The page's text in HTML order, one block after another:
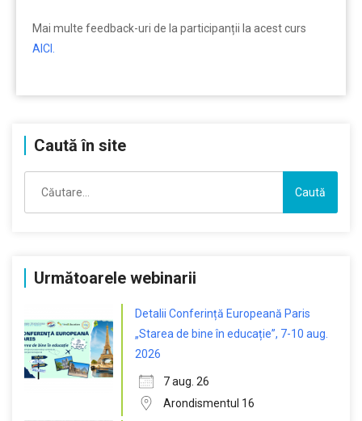
Mai multe feedback-uri de la participanții la acest curs
AICI.
Caută în site
după:
Următoarele webinarii
Detalii Conferință Europeană Paris
„Starea de bine în educație”, 7-10 aug.
2026
7 aug. 26
Arondismentul 16